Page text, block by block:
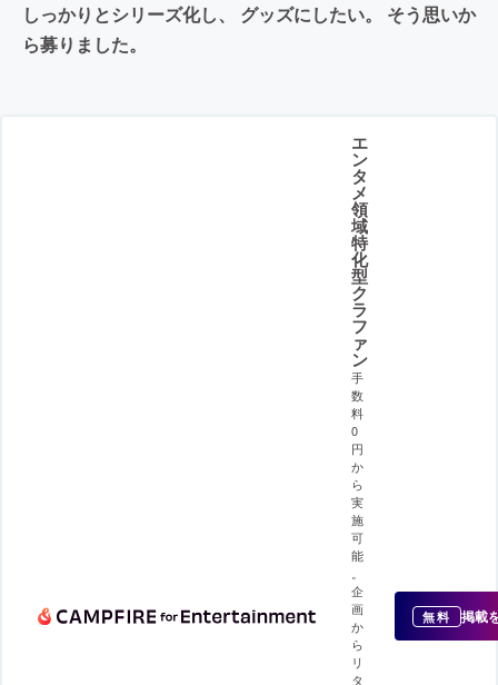
しっかりとシリーズ化し、 グッズにしたい。 そう思いか
ら募りました。
エ
ン
タ
メ
領
域
特
化
型
ク
ラ
フ
ァ
ン
手
数
料
0
円
か
ら
実
施
可
能
企
画
か
ら
リ
タ
無料 掲載